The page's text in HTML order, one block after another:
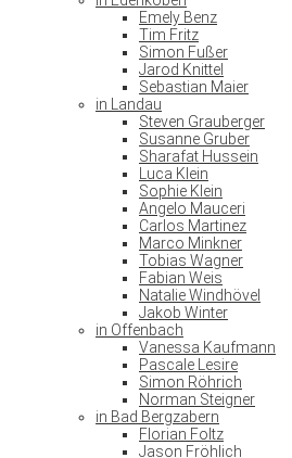
Emely Benz
Tim Fritz
Simon Fußer
Jarod Knittel
Sebastian Maier
in Landau
Steven Grauberger
Susanne Gruber
Sharafat Hussein
Luca Klein
Sophie Klein
Angelo Mauceri
Carlos Martinez
Marco Minkner
Tobias Wagner
Fabian Weis
Natalie Windhövel
Jakob Winter
in Offenbach
Vanessa Kaufmann
Pascale Lesire
Simon Röhrich
Norman Steigner
in Bad Bergzabern
Florian Foltz
Jason Fröhlich